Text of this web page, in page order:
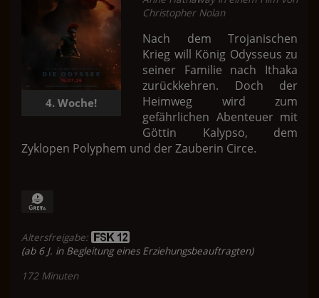
4. Woche!
Christopher Nolan
Nach dem Trojanischen
Krieg will König Odysseus zu
seiner Familie nach Ithaka
zurückkehren. Doch der
Heimweg wird zum
gefährlichen Abenteuer mit
Göttin Kalypso, dem
Zyklopen Polyphem und der Zauberin Circe.
Altersfreigabe:
(ab 6 J. in Begleitung eines Erziehungsbeauftragten)
172 Minuten